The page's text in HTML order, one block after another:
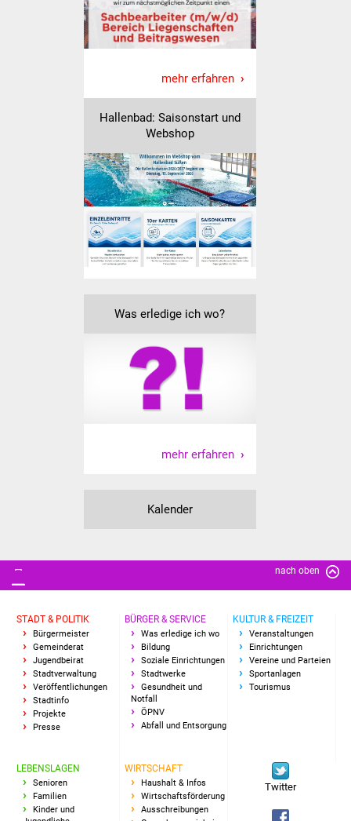
mehr erfahren
Hallenbad: Saisonstart und
Webshop
Was erledige ich wo?
mehr erfahren
Kalender
nach oben
STADT & POLITIK
Bürgermeister
Gemeinderat
Jugendbeirat
Stadtverwaltung
Veröffentlichungen
Stadtinfo
Projekte
Presse
BÜRGER & SERVICE
Was erledige ich wo
Bildung
Soziale Einrichtungen
Stadtwerke
Gesundheit und
Notfall
ÖPNV
Abfall und Entsorgung
KULTUR & FREIZEIT
Veranstaltungen
Einrichtungen
Vereine und Parteien
Sportanlagen
Tourismus
LEBENSLAGEN
Senioren
Familien
Kinder und
WIRTSCHAFT
Haushalt & Infos
Wirtschaftsförderung
Ausschreibungen
Twitter